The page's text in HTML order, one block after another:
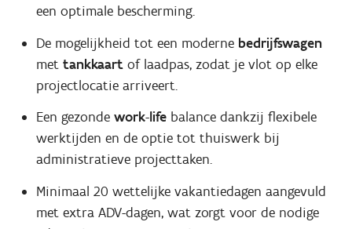
een optimale bescherming.
De mogelijkheid tot een moderne bedrijfswagen
met tankkaartof laadpas, zodat je vlot op elke
projectlocatie arriveert.
Een gezonde work-lifebalance dankzij flexibele
werktijden en de optie tot thuiswerk bij
administratieve projecttaken.
Minimaal 20 wettelijke vakantiedagen aangevuld
met extra ADV-dagen, wat zorgt voor de nodige